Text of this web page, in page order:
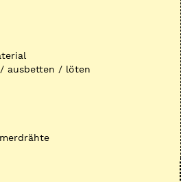
ausbetten / löten